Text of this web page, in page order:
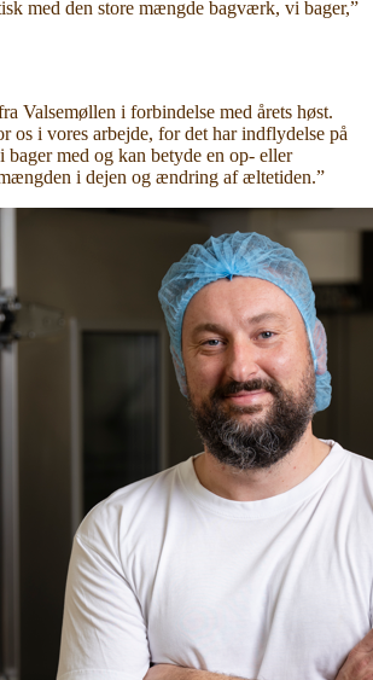
med den store mængde bagværk, vi bager,”
Valsemøllen i forbindelse med årets høst.
os i vores arbejde, for det har indflydelse på
med og kan betyde en op- eller
i dejen og ændring af æltetiden.”